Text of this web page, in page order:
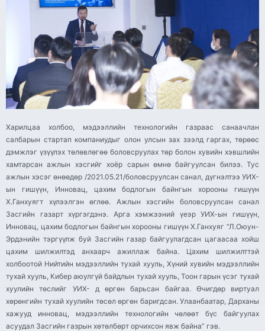
Харилцаа холбоо, мэдээллийн технологийн газраас санаачлан
салбарын стартап компаниудыг олон улсын зах зээлд гаргах, төрөөс
дэмжлэг үзүүлэх төлөвлөгөө боловсруулах төр болон хувийн хэвшлийн
хамтарсан ажлын хэсгийг хоёр сарын өмнө байгуулсан билээ. Тус
ажлын хэсэг өнөөдөр /2021.05.21/боловсруулсан санал, дүгнэлтээ УИХ-
ын гишүүн, Инновац, цахим бодлогын байнгын хорооны гишүүн
Х.Ганхуягт хүлээлгэн өглөө. Ажлын хэсгийн боловсруулсан санал
Засгийн газарт хүргэгдэнэ. Арга хэмжээний үеэр УИХ-ын гишүүн,
Инновац, цахим бодлогын байнгын хорооны гишүүн Х.Ганхуяг “Л.Оюун-
Эрдэнийн тэргүүлж буй Засгийн газар байгуулагдсан цагаасаа хойш
цахим шилжилтэд анхаарч ажиллаж байна. Цахим шилжилттэй
холбоотой Нийтийн мэдээллийн тухай хууль, Хүний хувийн мэдээллийн
тухай хууль, Кибер аюулгүй байдлын тухай хууль, Тоон гарын үсэг тухай
хуулийн төслийг УИХ- д өргөн барьсан байгаа. Өчигдөр виртуал
хөрөнгийн тухай хуулийн төсөл өргөн баригдсан. Улаанбаатар, Дарханы
хажууд инновац, мэдээллийн технологийн чөлөөт бүс байгуулах
асуудал Засгийн газрын хөтөлбөрт орчихсон явж байна” гэв.